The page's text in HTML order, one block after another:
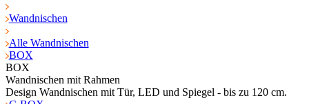
Wandnischen
Alle Wandnischen
BOX
BOX
Wandnischen mit Rahmen
Design Wandnischen mit Tür, LED und Spiegel - bis zu 120 cm.